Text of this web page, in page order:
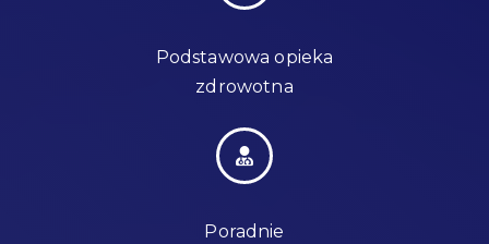
Podstawowa opieka
zdrowotna
Poradnie